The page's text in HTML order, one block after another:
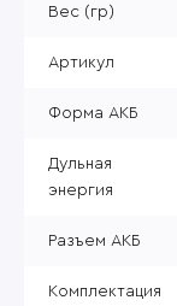
Вес (гр)
Артикул
Форма АКБ
Дульная
энергия
Разъем АКБ
Комплектация